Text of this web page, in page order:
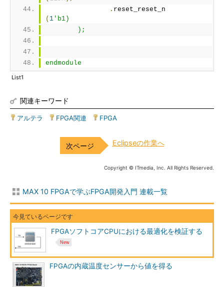
.
( 1'b1)
	);
endmodule
List1
関連キーワード
アルテラ FPGA関連 FPGA
Eclipseの作業へ
Copyright © ITmedia, Inc. All Rights Reserved.
MAX 10 FPGAで学ぶFPGA開発入門 連載一覧
FPGAソフトコアCPUにおける最適化を検証する
FPGAの内蔵温度センサーから値を得る